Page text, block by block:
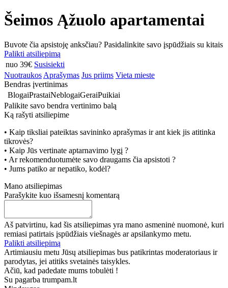
Šeimos Ąžuolo apartamentai
Buvote čia apsistoję anksčiau? Pasidalinkite savo įspūdžiais su kitais
Palikti atsiliepimą
nuo 39€ Susisiekti
Nuotraukos Aprašymas Jus priims Vieta mieste
Bendras įvertinimas
BlogaiPrastaiNeblogaiGeraiPuikiai
Palikite savo bendra vertinimo balą
Ką rašyti atsiliepime
• Kaip tiksliai pateiktas savininko aprašymas ir ant kiek jis atitinka
tikrovės?
• Kaip Jūs vertinate aptarnavimo lygį ?
• Ar rekomenduotumėte savo draugams čia apsistoti ?
• Jums patiko ar nepatiko, kodėl?
Mano atsiliepimas
Parašykite kuo išsamesnį komentarą
Aš patvirtinu, kad šis atsiliepimas yra mano asmeninė nuomonė, kuri
remiasi patirtais įspūdžiais viešnagės ar apsilankymo metu.
Palikti atsiliepimą
Artimiausiu metu Jūsų atsiliepimas bus patikrintas moderatoriaus ir
parodytas, jei atitiks svetainės taisykles.
Ačiū, kad padedate mums tobulėti !
Su pagarba trumpam.lt